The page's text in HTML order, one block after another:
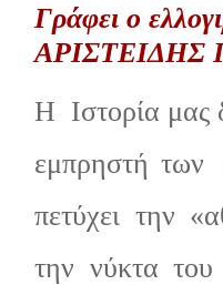
Γράφει ο
Η Ιστορία μας
εμπρηστή των
πετύχει την
την νύκτα